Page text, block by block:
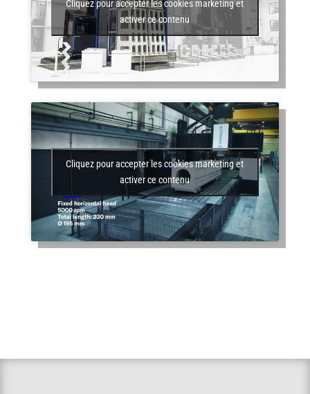
Cliquez pour accepter les cookies marketing et
activer ce contenu
Cliquez pour accepter les cookies marketing et
activer ce contenu